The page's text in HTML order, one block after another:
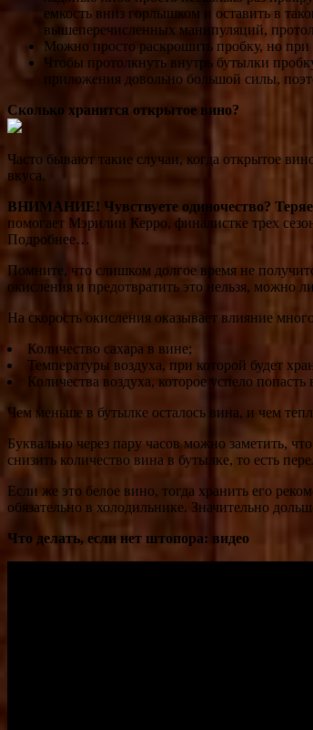
емкость вниз горлышком и оставить в
вышеперечисленных манипуляций,
Можно просто раскрошить пробку, но при
Чтобы протолкнуть внутрь бутылки
приложения довольно большой силы,
Сколько хранится открытое вино?
Часто бывают такие случаи, когда открытое
вкуса.
ВНИМАНИЕ! Чувствуете одиночество?
помогает Мэрилин Керро, финалистке трех
Подробнее…
Помните, что слишком долгое время не
окисления и предотвратить это нельзя, можно
На скорость окисления оказывает влияние
Количество сахара в вине;
Температуры воздуха, при которой будет
Количества воздуха, которое успело попасть
Чем меньше в бутылке осталось вина, и чем
Буквально через пару часов можно заметить,
снизить количество вина в бутылке, то есть
Если же это белое вино, тогда хранить его
обязательно в холодильнике. Значительно
Что делать, если нет штопора: видео